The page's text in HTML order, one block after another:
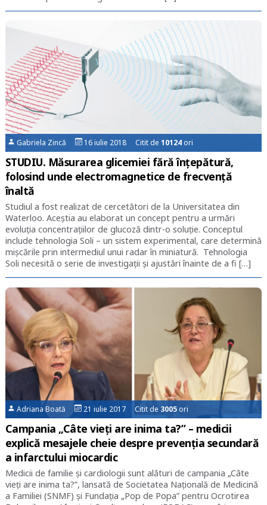
Gabriela Zincă 16 iulie 2018 Citit de10124ori
STUDIU. Măsurarea glicemiei fără înțepătură,
folosind unde electromagnetice de frecvență
înaltă
Studiul a fost realizat de cercetători de la Universitatea din
Waterloo. Aceștia au elaborat un concept pentru a urmări
evoluția concentrațiilor de glucoză dintr-o soluție. Conceptul
include tehnologia Soli – un sistem experimental, care determină
mișcările prin intermediul unui radar în miniatură. Tehnologia
Soli necesită o serie de investigații și ajustări înainte de a fi […]
Adriana Boată 21 iulie 2017 Citit de 3005 ori
Campania „Câte vieți are inima ta?” – medicii
explică mesajele cheie despre prevenția secundară
a infarctului miocardic
Medicii de familie și cardiologii sunt alături de campania „Câte
vieți are inima ta?”, lansată de Societatea Națională de Medicină
a Familiei (SNMF) și Fundația „Pop de Popa” pentru Ocrotirea